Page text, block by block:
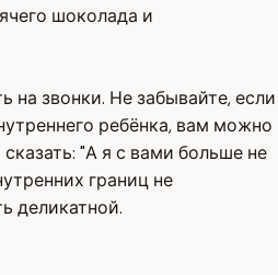
шоколада и
на звонки. Не забывайте, если
ребёнка, вам можно
"А я с вами больше не
границ не
деликатной.